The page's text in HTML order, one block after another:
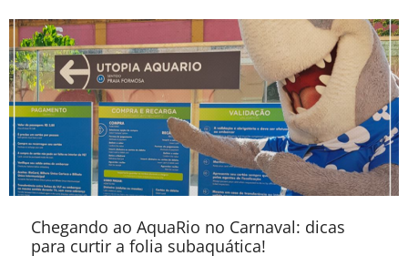
Chegando ao AquaRio no Carnaval: dicas
para curtir a folia subaquática!